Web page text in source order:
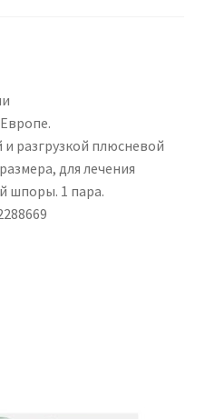
разгрузкой плюсневой
для лечения
шпоры. 1 пара.